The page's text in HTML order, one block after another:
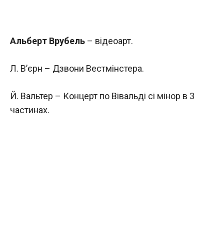
Альберт Врубель – відеоарт.
Л. В’єрн – Дзвони Вестмінстера.
Й. Вальтер – Концерт по Вівальді сі мінор в 3
частинах.